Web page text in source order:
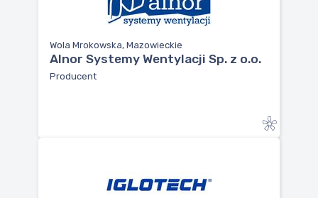
Wola Mrokowska, Mazowieckie
Alnor Systemy Wentylacji Sp. z o.o.
Producent